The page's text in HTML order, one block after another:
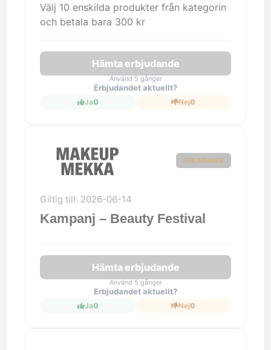
Välj 10 enskilda produkter från kategorin
och betala bara 300 kr
Hämta erbjudande
Använd 5 gånger
Erbjudandet aktuellt?
Ja0 Nej0
ERBJUDANDE
Giltig till: 2026-06-14
Kampanj – Beauty Festival
Hämta erbjudande
Använd 5 gånger
Erbjudandet aktuellt?
Ja0 Nej0